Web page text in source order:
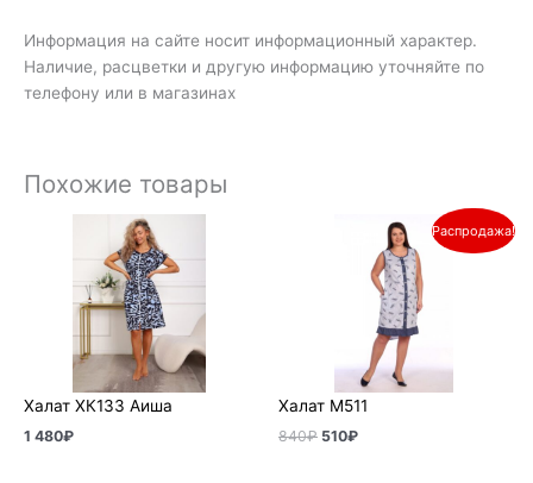
Информация на сайте носит информационный характер.
Наличие, расцветки и другую информацию уточняйте по
телефону или в магазинах
Похожие товары
Халат ХК133 Аиша
1 480₽
Распродажа!
Халат М511
840₽
Первоначальная
составляла
510₽
Текущая
цена:
510₽.